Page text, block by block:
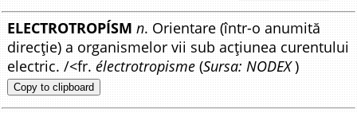
ELECTROTROPÍSM n. Orientare (într-o anumită
direcție) a organismelor vii sub acțiunea curentului
electric. /<fr.électrotropisme (Sursa: NODEX)
Copy to clipboard